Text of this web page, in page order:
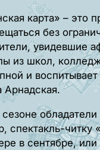
карта» – это
без
увидевшие
из школ,
и
Арнадская.
спектакль-
в сентябре,